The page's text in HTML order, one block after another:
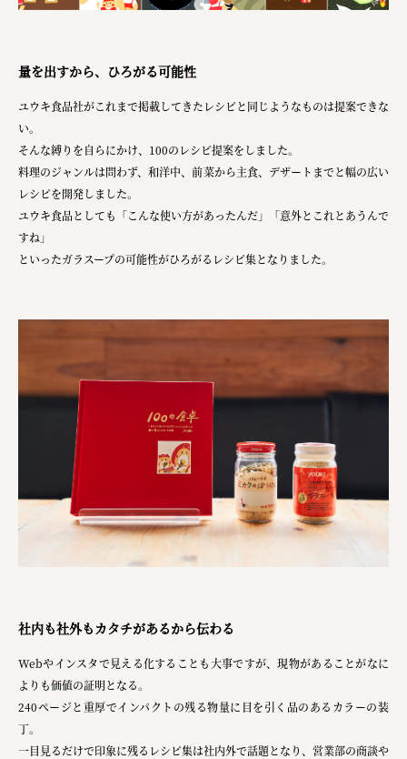
株式会社 マツバラ
アトラス化成
DEAR FRIEND'S
株式会社ポーラ
株式会社ロッテ
ourselves
株式会社池田泉州銀行
岡野バルブ製造株式会社
株式会社ふくや
三井不動産株式会社
有限会社 丸久商店
株式会社イソガイ
インターステラテクノロジズ株式会社
キッコーマン食品株式会社
株式会社リビタ
宗教法人圓能寺立 若草幼稚園
株式会社 照沼
食処くさの根
量を出すから、ひろがる可能性
ユウキ食品社がこれまで掲載してきたレシピと同じようなものは提案できな
い。
そんな縛りを自らにかけ、100のレシピ提案をしました。
料理のジャンルは問わず、和洋中、前菜から主食、デザートまでと幅の広い
レシピを開発しました。
ユウキ食品としても「こんな使い方があったんだ」「意外とこれとあうんで
すね」
といったガラスープの可能性がひろがるレシピ集となりました。
社内も社外もカタチがあるから伝わる
Webやインスタで見える化することも大事ですが、現物があることがなに
よりも価値の証明となる。
240ページと重厚でインパクトの残る物量に目を引く品のあるカラーの装
丁。
一目見るだけで印象に残るレシピ集は社内外で話題となり、営業部の商談や